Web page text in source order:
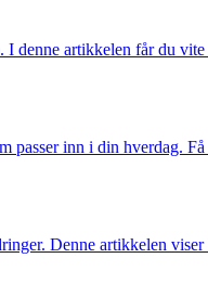
denne artikkelen får du
inn i din hverdag.
Denne artikkelen